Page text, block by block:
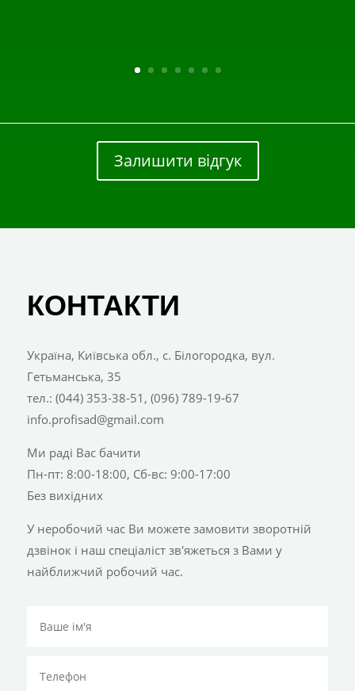
Залишити відгук
КОНТАКТИ
Україна, Київська обл., с. Білогородка, вул.
Гетьманська, 35
тел.: (044) 353-38-51, (096) 789-19-67
info.profisad@gmail.com
Ми раді Вас бачити
Пн-пт: 8:00-18:00, Сб-вс: 9:00-17:00
Без вихідних
У неробочий час Ви можете замовити зворотній
дзвінок і наш спеціаліст зв'яжеться з Вами у
найближчий робочий час.